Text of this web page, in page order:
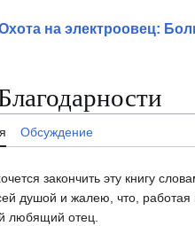
на электроовец:
Обсуждение
закончить эту книгу
душой и жалею, что,
любящий отец.